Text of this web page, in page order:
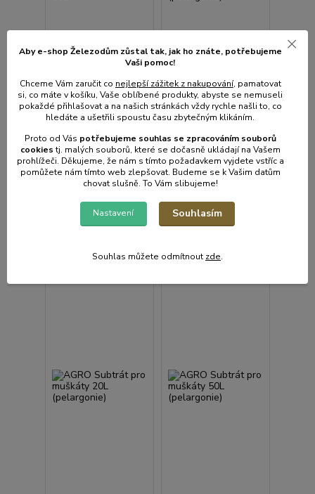
1 hodnocení
pokojové rostliny 50L
249 Kč/ks
bez
• Skladem | odešleme do
1-2 prac. dnů
Přidat do košíku
AGRO Subtrát pro
muškáty 10L
(pelargonie)
89 Kč/ks
74 Kčbez
DPH
• Skladem | odešleme do
1-2 prac. dnů
Přidat do košíku
Aby e-shop Železodům zůstal tak, jak ho znáte, potřebujeme
Vaši pomoc!
Chceme Vám zaručit co nejlepší zážitek z nakupování, pamatovat
si, co máte v košíku, Vaše oblíbené produkty, abyste se nemuseli
pokaždé přihlašovat a na našich stránkách vždy rychle našli to, co
hledáte a ušetřili spoustu času zbytečným klikáním.
Proto od Vás potřebujeme souhlas se zpracováním souborů
cookiestj. malých souborů, které se dočasně ukládají na Vašem
prohlížeči. Děkujeme, že nám s tímto požadavkem vyjdete vstříc a
pomůžete nám tímto web zlepšovat. Budeme se k Vašim datům
chovat slušně. To Vám slibujeme!
Nastavení Souhlasím
Souhlas můžete odmítnout zde.